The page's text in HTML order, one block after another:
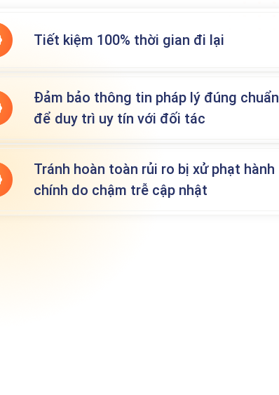
Tiết kiệm 100% thời gian đi lại
Đảm bảo thông tin pháp lý đúng chuẩn
để duy trì uy tín với đối tác
Tránh hoàn toàn rủi ro bị xử phạt hành
chính do chậm trễ cập nhật